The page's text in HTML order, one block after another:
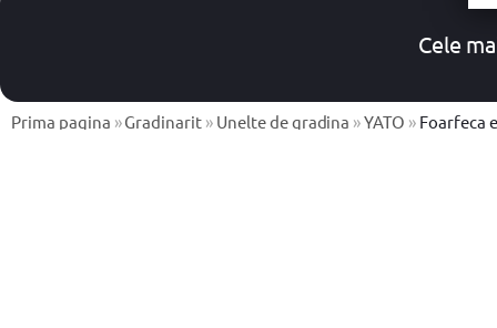
Componente PC & Gaming
Cele
Prima pagina »Gradinarit » Unelte de gradina »YATO » Foarfeca